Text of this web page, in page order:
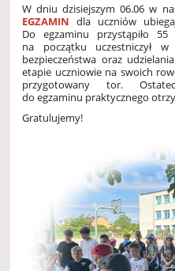
W dniu dzisiejszym 06.06 w
EGZAMIN dla uczniów
Do egzaminu przystąpiło
na początku uczestniczył
bezpieczeństwa oraz
etapie uczniowie na swoich
przygotowany tor.
do egzaminu praktycznego
Gratulujemy!